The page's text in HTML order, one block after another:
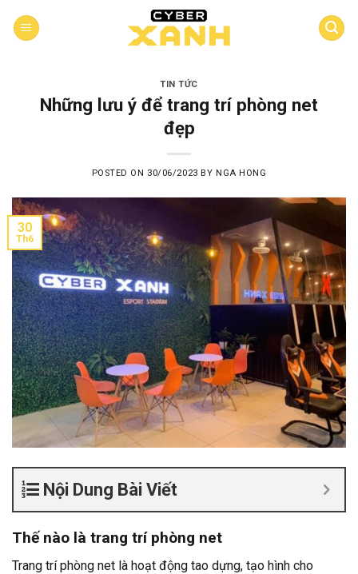
TIN TỨC
Những lưu ý để trang trí phòng net
đẹp
POSTED ON 30/06/2023 BY NGA HONG
30
Th6
Nội Dung Bài Viết
Thế nào là trang trí phòng net
Trang trí phòng net là hoạt động tao dựng, tạo hình cho